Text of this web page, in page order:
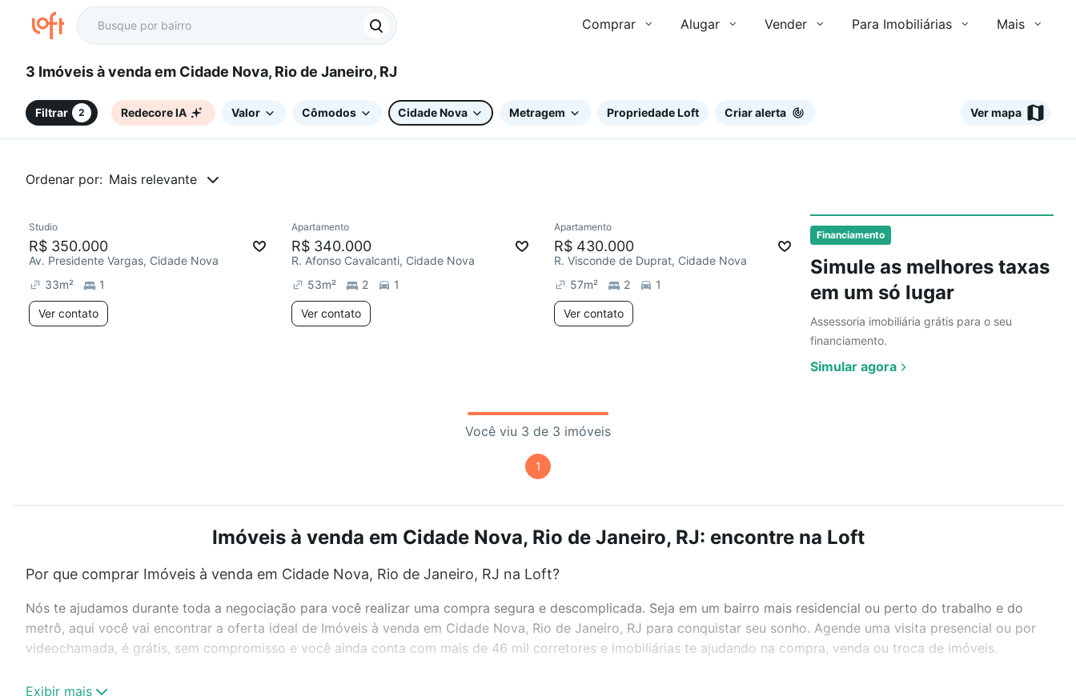
Comprar Alugar Vender Para Imobiliárias Mais
3 Imóveis à venda em Cidade Nova, Rio de Janeiro, RJ
Filtrar 2 Redecore IA Valor Cômodos Cidade Nova Metragem Propriedade Loft Criar alerta Ver mapa
Ordenar por: Mais relevante
Financiamento
Simule as melhores taxas
em um só lugar
Assessoria imobiliária grátis para o seu
financiamento.
Simular agora
Ver
Studio
R$ 350.000
Av. Presidente Vargas, Cidade Nova
33m² 1
Ver contato
Redecorar
Apartamento
R$ 340.000
R. Afonso Cavalcanti, Cidade Nova
53m² 2 1
Ver contato
Redecorar
Apartamento
R$ 430.000
R. Visconde de Duprat, Cidade Nova
57m² 2 1
Ver contato
Você viu 3 de 3 imóveis
1
Imóveis à venda em Cidade Nova, Rio de Janeiro, RJ: encontre na Loft
Por que comprar Imóveis à venda em Cidade Nova, Rio de Janeiro, RJ na Loft?
Nós te ajudamos durante toda a negociação para você realizar uma compra segura e descomplicada. Seja em um bairro mais residencial ou perto do trabalho e do
metrô, aqui você vai encontrar a oferta ideal de Imóveis à venda em Cidade Nova, Rio de Janeiro, RJ para conquistar seu sonho. Agende uma visita presencial ou por
videochamada, é grátis, sem compromisso e você ainda conta com mais de 46 mil corretores e imobiliárias te ajudando na compra, venda ou troca de imóveis.
Exibir mais